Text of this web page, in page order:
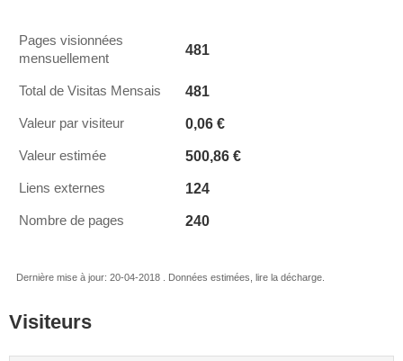
Pages visionnées
mensuellement
481
Total de Visitas Mensais 481
Valeur par visiteur 0,06 €
Valeur estimée 500,86 €
Liens externes 124
Nombre de pages 240
Dernière mise à jour: 20-04-2018 . Données estimées, lire la décharge.
Visiteurs